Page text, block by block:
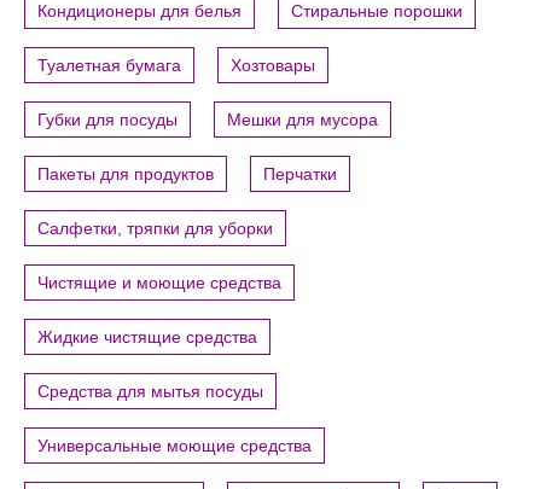
Кондиционеры для белья Стиральные порошки
Туалетная бумага Хозтовары
Губки для посуды Мешки для мусора
Пакеты для продуктов Перчатки
Салфетки, тряпки для уборки
Чистящие и моющие средства
Жидкие чистящие средства
Средства для мытья посуды
Универсальные моющие средства